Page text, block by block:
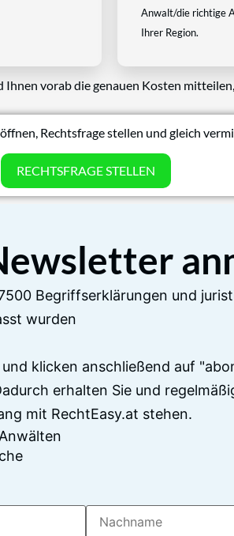
Anwalt/die richtige
Ihrer Region.
vorab die genauen Kosten
Rechtsfrage stellen und gleich
RECHTSFRAGE STELLEN
Begriffserklärungen und
wurden
klicken anschließend auf
erhalten Sie und
mit RechtEasy.at stehen.